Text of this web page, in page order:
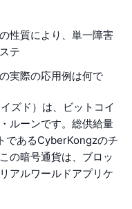
性質により、単一障害
テ
実際の応用例は何で
ズド）は、ビットコイ
ルーンです。総供給量
であるCyberKongzのチ
の暗号通貨は、ブロッ
アルワールドアプリケ